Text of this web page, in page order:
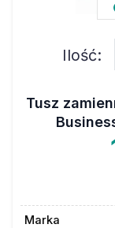
Ilość:
Tusz
Marka